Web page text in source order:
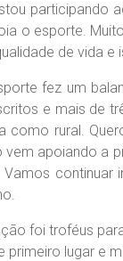
participando
o esporte.
de vida
fez um
e mais de
como rural.
vem apoiando a
continuar
foi troféus
primeiro lugar e